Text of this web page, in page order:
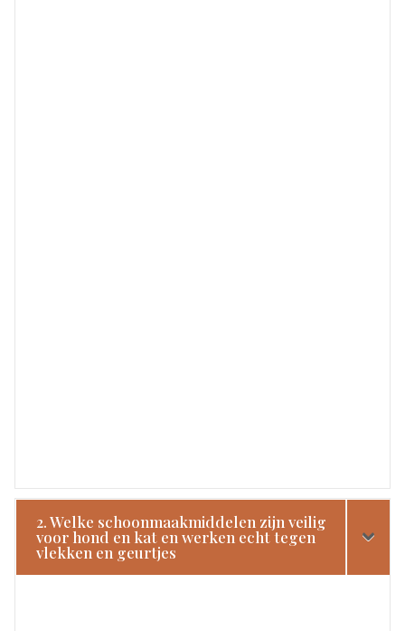
2. Welke schoonmaakmiddelen zijn veilig
voor hond en kat en werken echt tegen
vlekken en geurtjes